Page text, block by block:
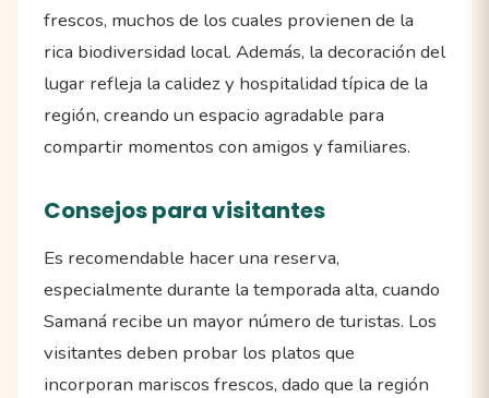
frescos, muchos de los cuales provienen de la
rica biodiversidad local. Además, la decoración del
lugar refleja la calidez y hospitalidad típica de la
región, creando un espacio agradable para
compartir momentos con amigos y familiares.
Consejos para visitantes
Es recomendable hacer una reserva,
especialmente durante la temporada alta, cuando
Samaná recibe un mayor número de turistas. Los
visitantes deben probar los platos que
incorporan mariscos frescos, dado que la región